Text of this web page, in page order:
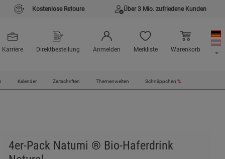
Kostenlose Retoure Über 3 Mio. zufriedene Kunden
Karriere Direktbestellung Anmelden Merkliste Warenkorb
Kalender Zeitschriften Themenwelten Schnäppchen %
4er-Pack Natumi ® Bio-Haferdrink